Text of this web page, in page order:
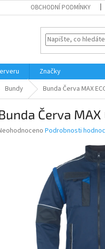
OBCHODNÍ PODMÍNKY
Značky
Bundy Bunda Červa MAX
Červa MAX
Podrobnosti